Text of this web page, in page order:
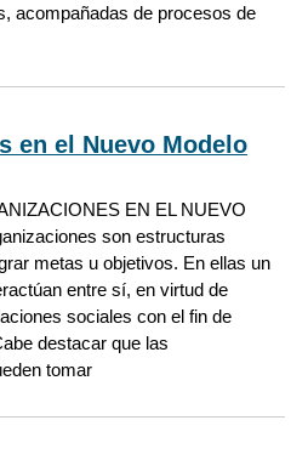
acompañadas de procesos de
en el Nuevo Modelo
EN EL NUEVO
son estructuras
metas u objetivos. En ellas un
entre sí, en virtud de
sociales con el fin de
destacar que las
tomar